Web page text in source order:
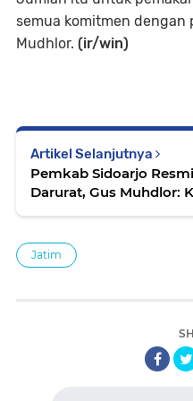
semua komitmen dengan
Mudhlor. (ir/win)
Artikel Selanjutnya
Pemkab Sidoarjo
Darurat, Gus Muhdlor:
Jatim